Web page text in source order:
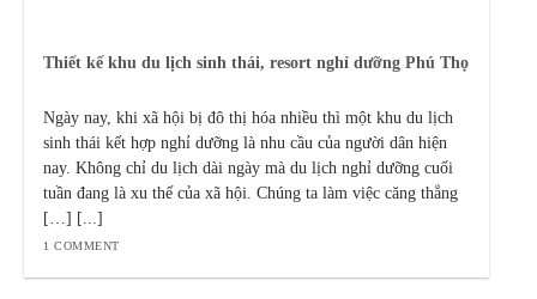
Thiết kế khu du lịch sinh thái, resort nghỉ dưỡng Phú Thọ
Ngày nay, khi xã hội bị đô thị hóa nhiều thì một khu du lịch
sinh thái kết hợp nghỉ dưỡng là nhu cầu của người dân hiện
nay. Không chỉ du lịch dài ngày mà du lịch nghỉ dưỡng cuối
tuần đang là xu thế của xã hội. Chúng ta làm việc căng thẳng
[…] [...]
1 COMMENT